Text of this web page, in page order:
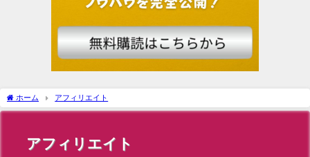
ホーム アフィリエイト
アフィリエイト